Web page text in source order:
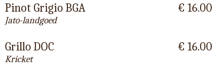
Pinot Grigio BGA
Jato-landgoed
€ 16.00
Grillo DOC
Kricket
€ 16.00